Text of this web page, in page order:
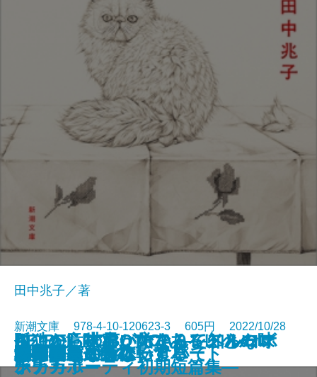
罪の轍
名人
闇の奥
六畳間ミステリーアパート
さよならの言い方なんて知らな
い。7
幽世の薬剤師2
殺人者
銀花の蔵
孤独の意味も、女であることの味
わいも
私のことならほっといて
田中兆子／著
新潮文庫 978-4-10-120623-3 605円 2022/10/28
道行きや
ポロック生命体
清く貧しく美しく
アガワ家の危ない食卓
自転しながら公転する
ここから世界が始まる―トルーマ
ン・カポーティ初期短篇集―
56日間
RE:BEL ROBOTICA―レベルロボ
チカ―
RE:BEL ROBOTICA 0―レベルロ
ボチカ 0―
女副署長 祭礼